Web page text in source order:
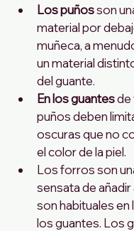
Los puños son
material por
muñeca, a
un material
del guante.
En los guantes de
puños deben
oscuras que no
el color de la piel.
Los forros son
sensata de
son habituales en
los guantes. Los